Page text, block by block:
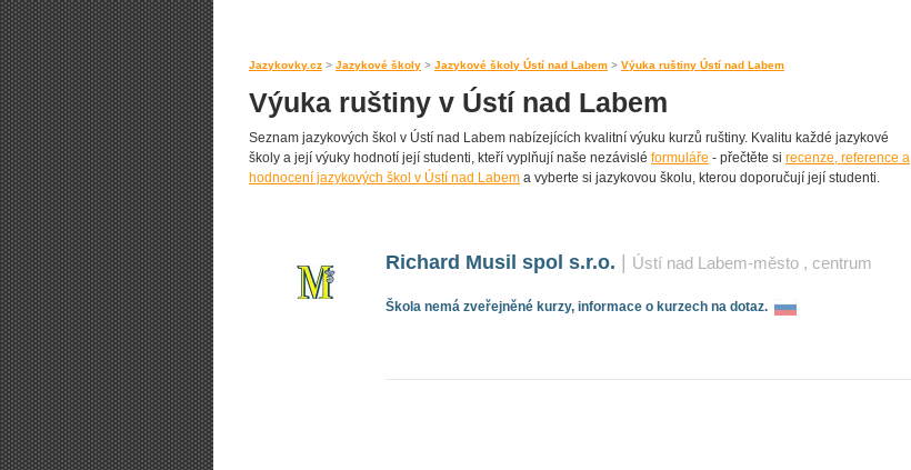
Jazykovky.cz > Jazykové školy > Jazykové školy Ústí nad Labem > Výuka ruštiny Ústí nad Labem
Výuka ruštiny v Ústí nad Labem
Seznam jazykových škol v Ústí nad Labem nabízejících kvalitní výuku kurzů ruštiny. Kvalitu každé jazykové
školy a její výuky hodnotí její studenti, kteří vyplňují naše nezávislé formuláře - přečtěte si recenze, reference a
hodnocení jazykových škol v Ústí nad Labem a vyberte si jazykovou školu, kterou doporučují její studenti.
Richard Musil spol s.r.o. Ústí nad Labem-město , centrum
Škola nemá zveřejněné kurzy, informace o kurzech na dotaz.